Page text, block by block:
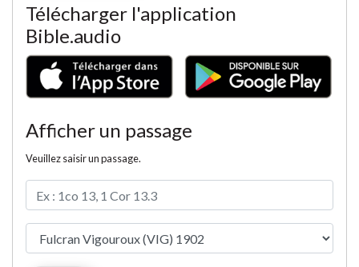
Télécharger l'application
Bible.audio
Afficher un passage
Veuillez saisir un passage.